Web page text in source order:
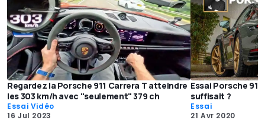
Regardez la Porsche 911 Carrera T atteindre
les 303 km/h avec "seulement" 379 ch
Essai Vidéo
16 Jul 2023
Essai Porsche
suffisait ?
Essai
21 Avr 2020